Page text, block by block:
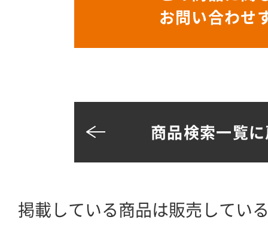
お問い合わせ
商品検索一覧
掲載している商品は販売してい